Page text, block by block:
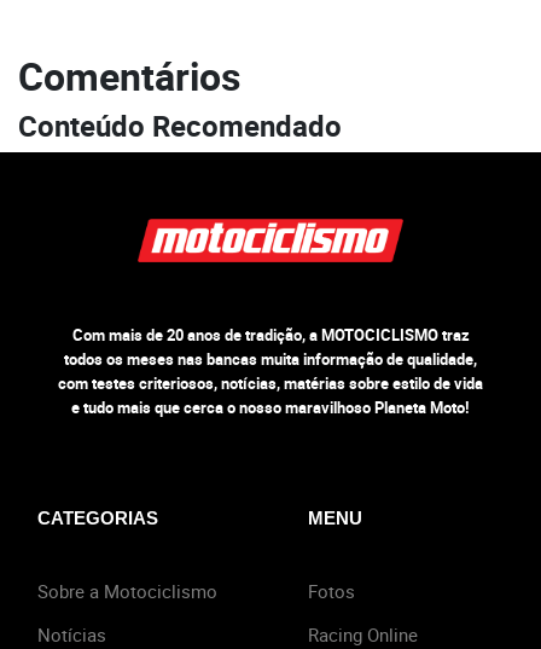
Comentários
Conteúdo Recomendado
Com mais de 20 anos de tradição, a MOTOCICLISMO traz
todos os meses nas bancas muita informação de qualidade,
com testes criteriosos, notícias, matérias sobre estilo de vida
e tudo mais que cerca o nosso maravilhoso Planeta Moto!
CATEGORIAS
Sobre a Motociclismo
Notícias
MENU
Fotos
Racing Online